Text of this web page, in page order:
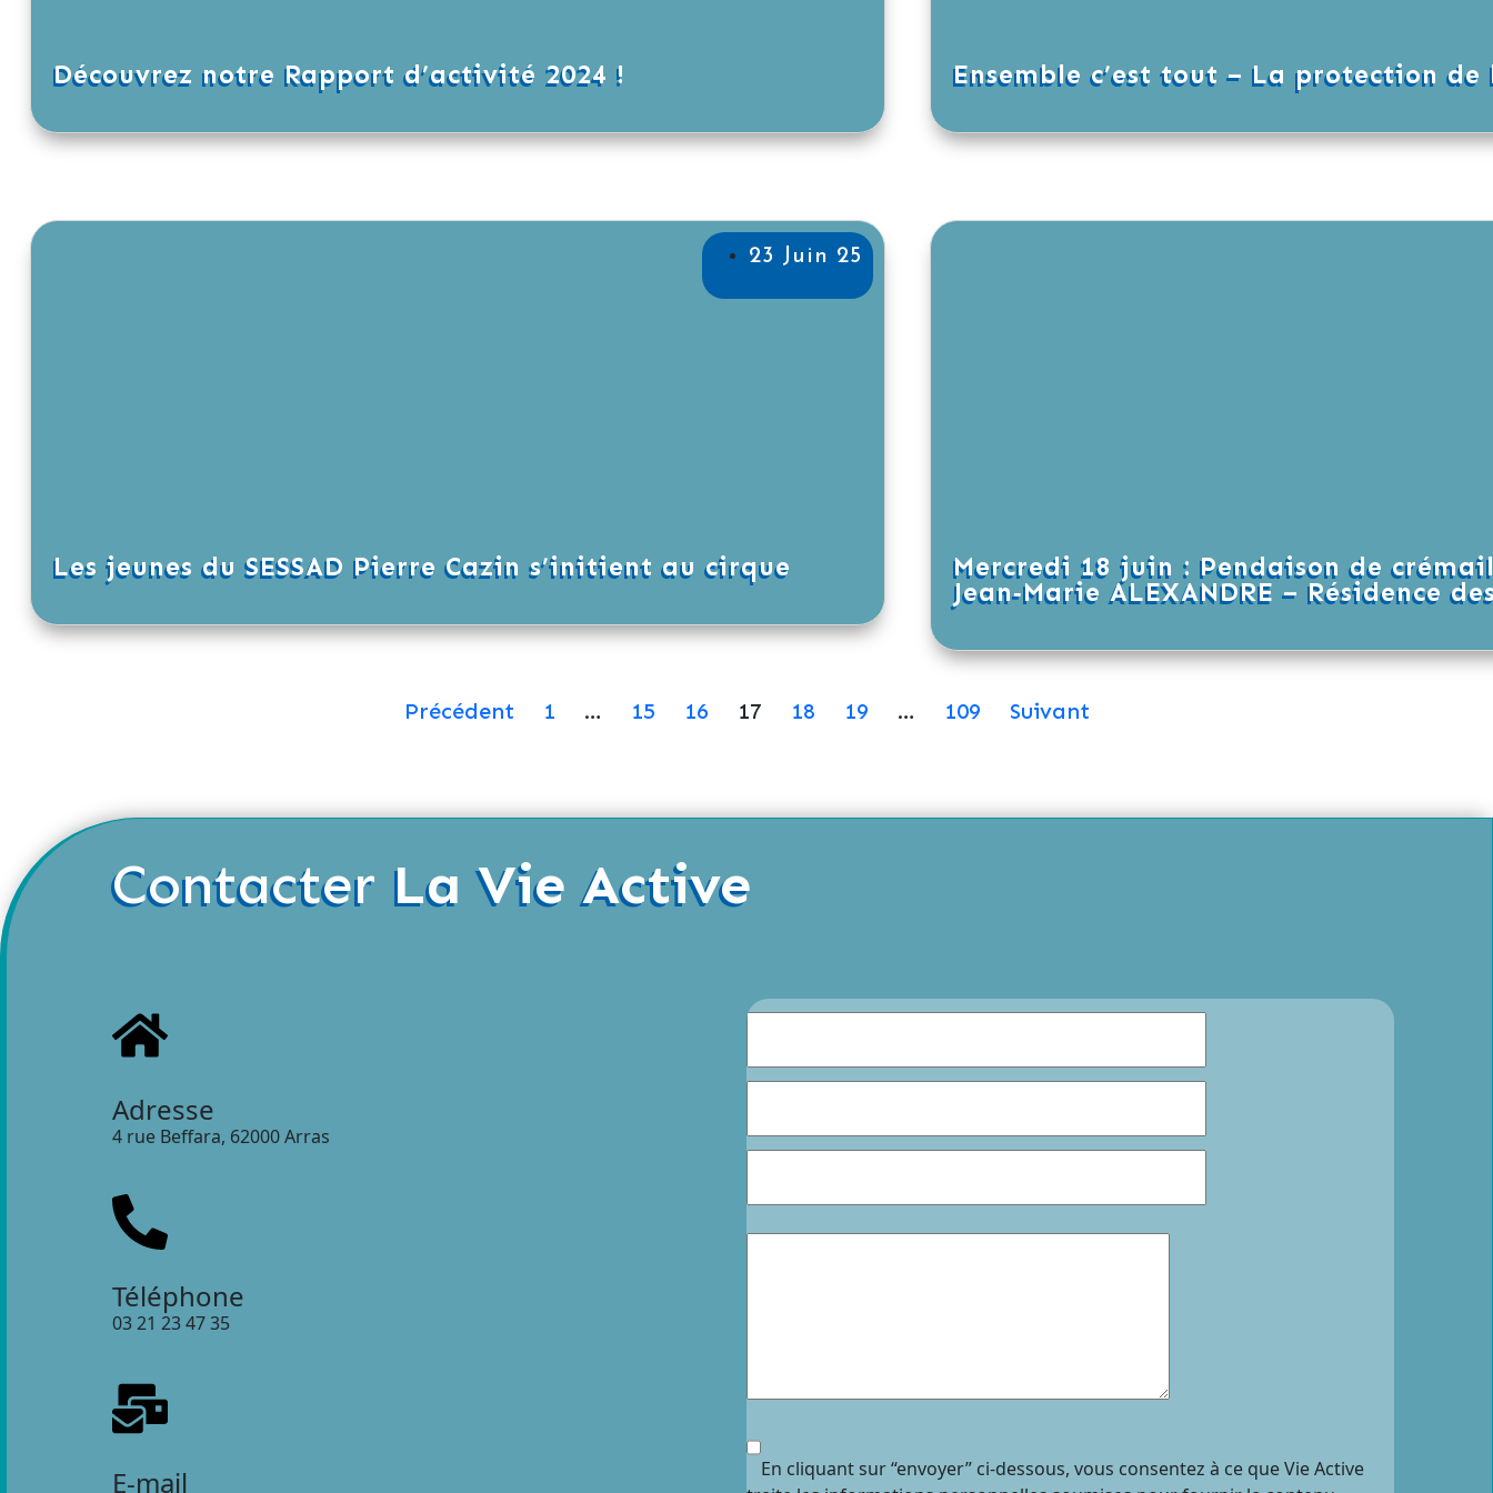
Découvrez notre Rapport d’activité 2024 ! Ensemble c’est tout – La protection de
Les jeunes du SESSAD Pierre Cazin s’initient au cirque
23 Juin 25
Mercredi 18 juin : Pendaison de
Jean‑Marie ALEXANDRE – Résidence
Précédent 1 … 15 16 17 18 19 … 109 Suivant
Contacter La Vie Active
Adresse
4 rue Beffara, 62000 Arras
Téléphone
03 21 23 47 35
E-mail
En cliquant sur “envoyer” ci-dessous, vous consentez à ce que Vie Active